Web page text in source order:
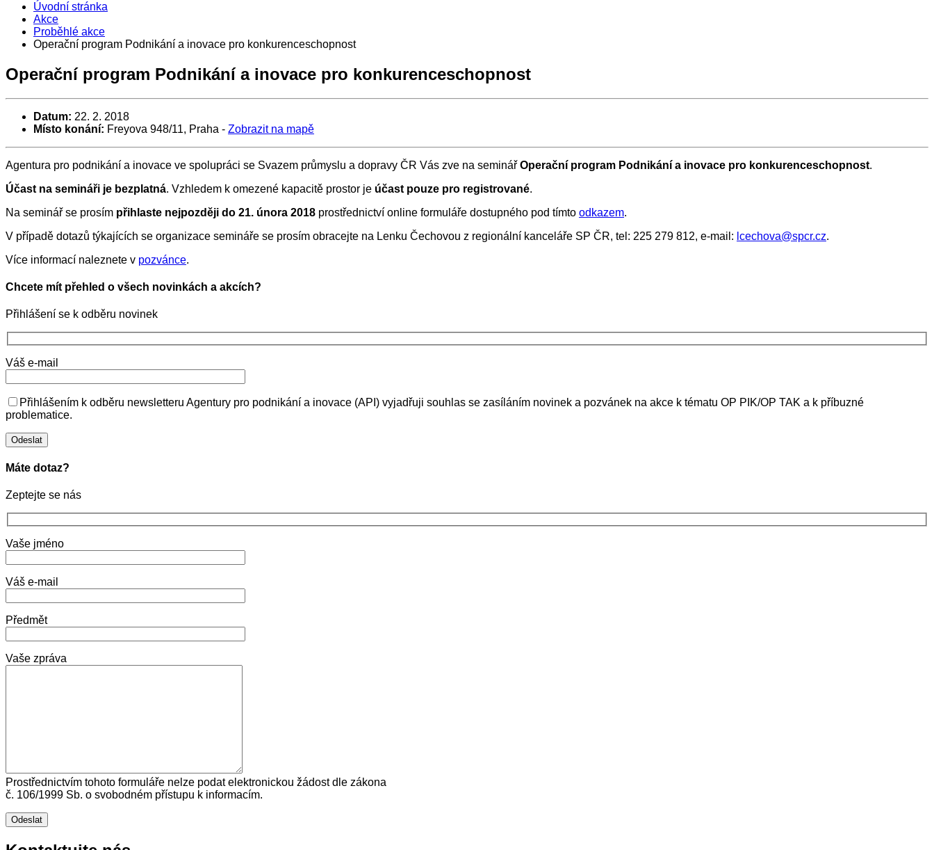
Úvodní stránka
Akce
Proběhlé akce
Operační program Podnikání a inovace pro konkurenceschopnost
Operační program Podnikání a inovace pro konkurenceschopnost
Datum: 22. 2. 2018
Místo konání: Freyova 948/11, Praha - Zobrazit na mapě
Agentura pro podnikání a inovace ve spolupráci se Svazem průmyslu a dopravy ČR Vás zve na seminář Operační program Podnikání a inovace pro konkurenceschopnost.
Účast na semináři je bezplatná. Vzhledem k omezené kapacitě prostor je účast pouze pro registrované.
Na seminář se prosím přihlaste nejpozději do 21. února 2018 prostřednictví online formuláře dostupného pod tímto odkazem.
V případě dotazů týkajících se organizace semináře se prosím obracejte na Lenku Čechovou z regionální kanceláře SP ČR, tel: 225 279 812, e-mail: lcechova@spcr.cz.
Více informací naleznete v pozvánce.
Chcete mít přehled o všech novinkách a akcích?
Přihlášení se k odběru novinek
Váš e-mail
Přihlášením k odběru newsletteru Agentury pro podnikání a inovace (API) vyjadřuji souhlas se zasíláním novinek a pozvánek na akce k tématu OP PIK/OP TAK a k příbuzné
problematice.
Máte dotaz?
Zeptejte se nás
Vaše jméno
Váš e-mail
Předmět
Vaše zpráva
Prostřednictvím tohoto formuláře nelze podat elektronickou žádost dle zákona
č. 106/1999 Sb. o svobodném přístupu k informacím.